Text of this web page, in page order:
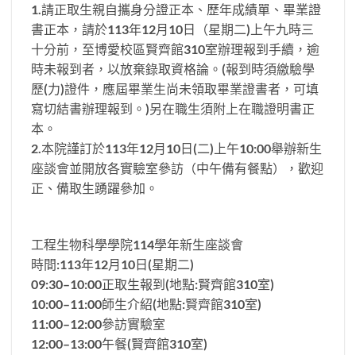
1.請正取生親自攜身分證正本、歷年成績單、畢業證
書正本，請於113年12月10日（星期二)上午九時三
十分前，至博愛校區賢齊館310室辦理報到手續，逾
時未報到者，以放棄錄取資格論。(報到時須繳驗學
歷(力)證件，應屆畢業生尚未領取畢業證書者，可填
寫切結書辦理報到。)另在職生須附上在職證明書正
本。
2.本院謹訂於113年12月10日(二)上午10:00舉辦新生
座談會並開放各實驗室參訪（中午備有餐點），歡迎
正、備取生踴躍參加。
工程生物科學學院114學年新生座談會
時間:113年12月10日(星期二)
09:30–10:00正取生報到(地點:賢齊館310室)
10:00–11:00師生介紹(地點:賢齊館310室)
11:00–12:00參訪實驗室
12:00–13:00午餐(賢齊館310室)